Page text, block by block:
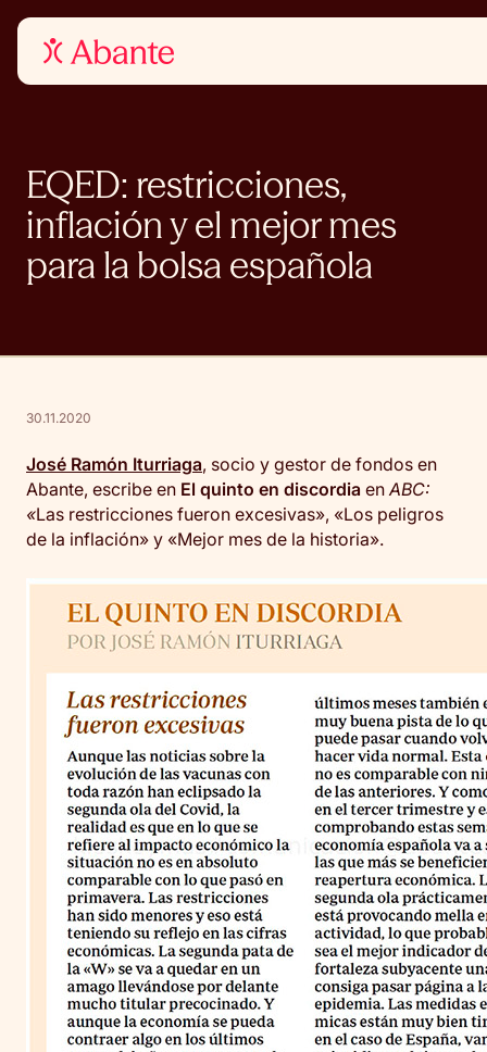
EQED: restricciones,
inflación y el mejor mes
para la bolsa española
30.11.2020
José Ramón Iturriaga, socio y gestor de fondos en
Abante, escribe en El quinto en discordia enABC:
«Las restricciones fueron excesivas», «Los peligros
de la inflación» y «Mejor mes de la historia».